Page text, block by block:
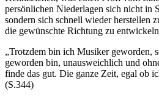
persönlichen Niederlagen sich nicht in
sondern sich schnell wieder herstellen
die gewünschte Richtung zu
„Trotzdem bin ich Musiker geworden,
geworden bin, unausweichlich und
finde das gut. Die ganze Zeit, egal ob
(S.344)